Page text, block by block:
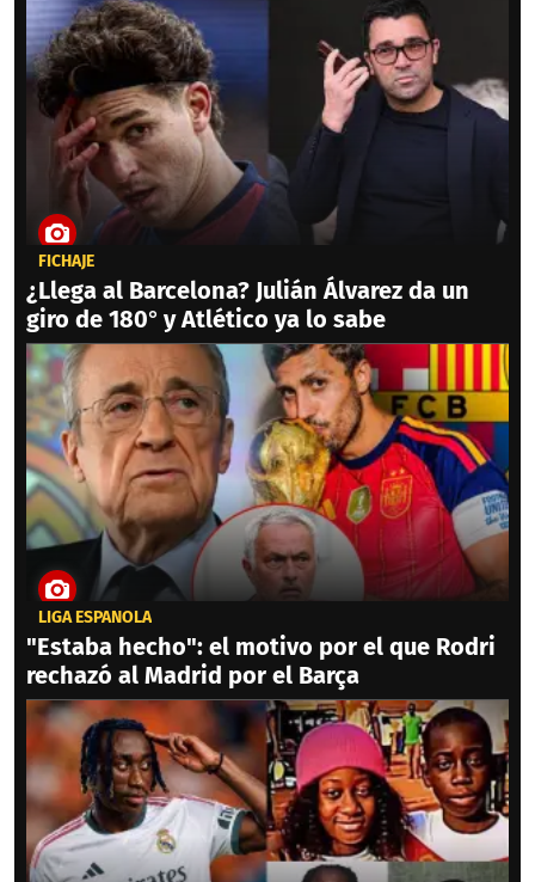
FICHAJE
¿Llega al Barcelona? Julián Álvarez da un
giro de 180° y Atlético ya lo sabe
LIGA ESPAÑOLA
"Estaba hecho": el motivo por el que Rodri
rechazó al Madrid por el Barça